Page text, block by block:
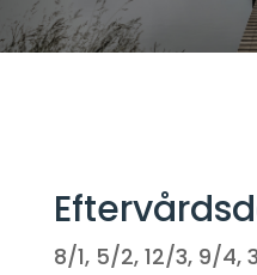
8/1, 5/2, 12/3, 9/4,